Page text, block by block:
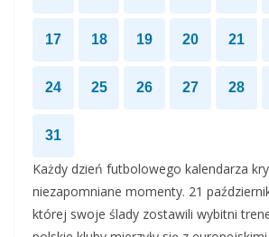
17 18 19 20 21
24 25 26 27 28
31
Każdy dzień futbolowego kalendarza
niezapomniane momenty. 21
której swoje ślady zostawili wybitni